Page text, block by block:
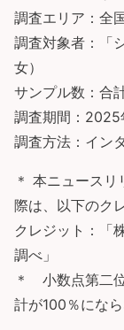
調査エリア：全
調査対象者：「
女）
サンプル数：合
調査期間：2025
調査方法：イン
＊ 本ニュース
際は、以下のク
クレジット：「
調べ」
＊ 小数点第二
計が100％にな